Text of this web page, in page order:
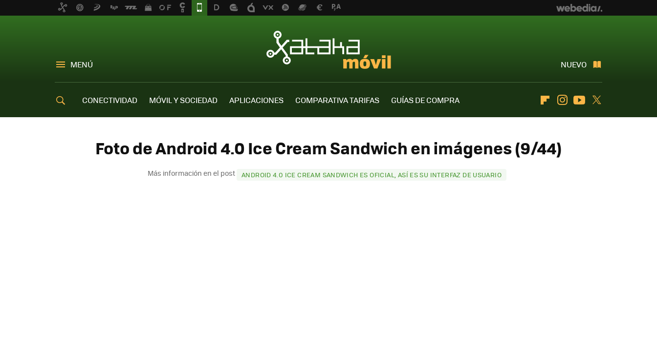
MENÚ NUEVO
CONECTIVIDAD MÓVIL Y SOCIEDAD APLICACIONES COMPARATIVA TARIFAS
GUÍAS DE COMPRA
FlipboardInstagramYoutube
Foto de Android 4.0 Ice Cream Sandwich en imágenes (9/44)
Más información en el post ANDROID 4.0 ICE CREAM SANDWICH ES OFICIAL, ASÍ ES SU INTERFAZ DE USUARIO